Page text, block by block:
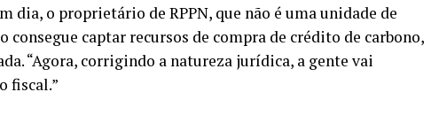
dia, o proprietário de RPPN, que não é uma unidade de
consegue captar recursos de compra de crédito de carbono,
“Agora, corrigindo a natureza jurídica, a gente vai
fiscal.”